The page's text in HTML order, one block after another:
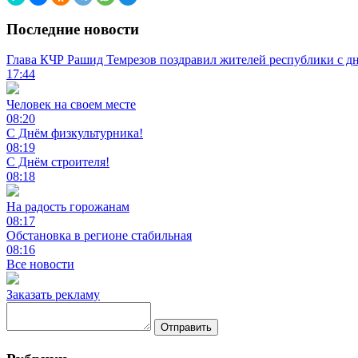
Последние новости
Глава КЧР Рашид Темрезов поздравил жителей республики с
17:44
Человек на своем месте
08:20
С Днём физкультурника!
08:19
С Днём строителя!
08:18
На радость горожанам
08:17
Обстановка в регионе стабильная
08:16
Все новости
Заказать рекламу
Отправить